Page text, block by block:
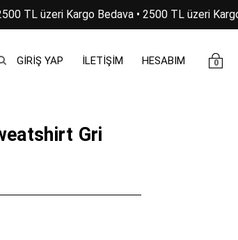
üzeri Kargo Bedava • 2500 TL üzeri
GIRIŞ YAP İLETİŞİM HESABIM 0
Gri